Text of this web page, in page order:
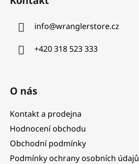
info@wranglerstore.cz
+420 318 523 333
O nás
Kontakt a prodejna
Hodnocení obchodu
Obchodní podmínky
Podmínky ochrany osobních údajů